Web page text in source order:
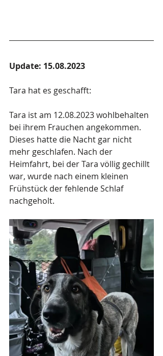
Update: 15.08.2023
Tara hat es geschafft:
Tara ist am 12.08.2023 wohlbehalten
bei ihrem Frauchen angekommen.
Dieses hatte die Nacht gar nicht
mehr geschlafen. Nach der
Heimfahrt, bei der Tara völlig gechillt
war, wurde nach einem kleinen
Frühstück der fehlende Schlaf
nachgeholt.